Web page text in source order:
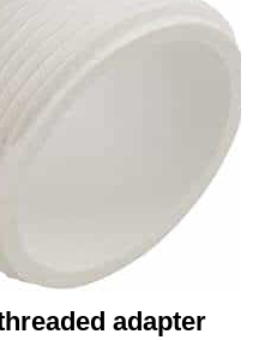
adapter